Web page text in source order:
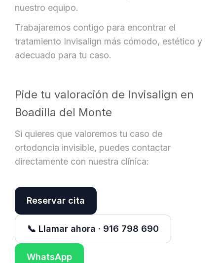
nuestro equipo.
Trabajaremos contigo para encontrar el
tratamiento Invisalign más cómodo, estético y
adecuado para tu caso.
Pide tu valoración de Invisalign en
Boadilla del Monte
Si quieres que valoremos tu caso de
ortodoncia invisible, puedes contactar
directamente con nuestra clínica:
Reservar cita
📞 Llamar ahora · 916 798 690
WhatsApp